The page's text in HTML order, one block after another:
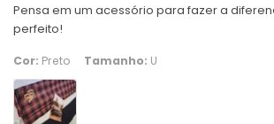
Pensa em um acessório para fazer a
perfeito!
Cor: Preto Tamanho: U